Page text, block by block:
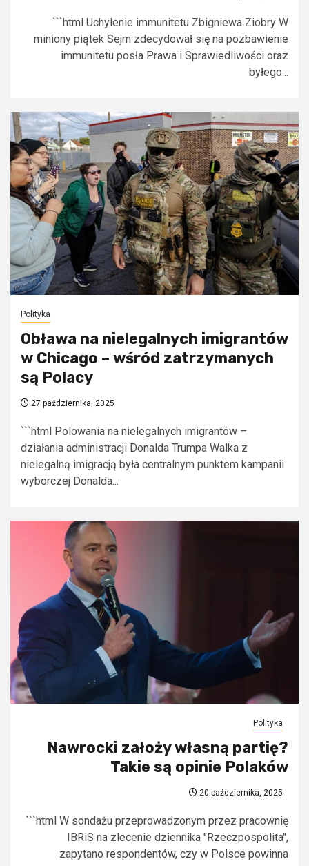
```html Uchylenie immunitetu Zbigniewa Ziobry W
miniony piątek Sejm zdecydował się na pozbawienie
immunitetu posła Prawa i Sprawiedliwości oraz
byłego...
Polityka
Obława na nielegalnych imigrantów
w Chicago – wśród zatrzymanych
są Polacy
27 października, 2025
```html Polowania na nielegalnych imigrantów –
działania administracji Donalda Trumpa Walka z
nielegalną imigracją była centralnym punktem kampanii
wyborczej Donalda...
Polityka
Nawrocki założy własną partię?
Takie są opinie Polaków
20 października, 2025
```html W sondażu przeprowadzonym przez pracownię
IBRiS na zlecenie dziennika "Rzeczpospolita",
zapytano respondentów, czy w Polsce powinna